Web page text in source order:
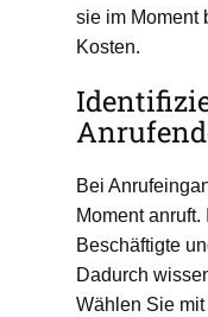
sie im Moment
Kosten.
Bei
Moment
Beschäftigte
Dadurch
Wählen Sie